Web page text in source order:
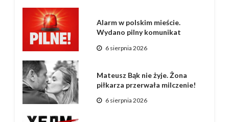
Alarm w polskim mieście.
Wydano pilny komunikat
6 sierpnia 2026
Mateusz Bąk nie żyje. Żona
piłkarza przerwała milczenie!
6 sierpnia 2026